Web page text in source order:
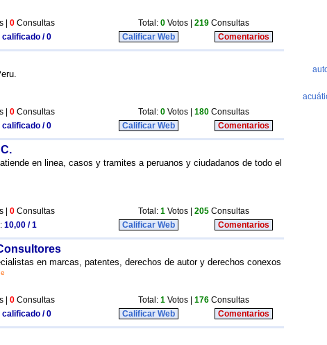
| 0 Consultas Total: 0 Votos | 219 Consultas
calificado / 0 Calificar Web Comentarios
| 0 Consultas Total: 0 Votos | 180 Consultas
calificado / 0 Calificar Web Comentarios
en linea, casos y tramites a peruanos y ciudadanos de todo el
| 0 Consultas Total: 1 Votos | 205 Consultas
10,00 / 1 Calificar Web Comentarios
en marcas, patentes, derechos de autor y derechos conexos
| 0 Consultas Total: 1 Votos | 176 Consultas
calificado / 0 Calificar Web Comentarios